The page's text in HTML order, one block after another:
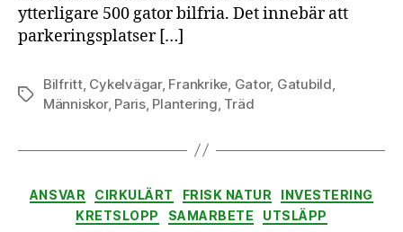
ytterligare 500 gator bilfria. Det innebär att
parkeringsplatser […]
Etiketter
Bilfritt, Cykelvägar, Frankrike Gator, Gatubild
Människor, Paris, Plantering Träd
Kategorier
ANSVAR CIRKULÄRT FRISK NATUR
INVESTERING
KRETSLOPP
SAMARBETE UTSLÄPP